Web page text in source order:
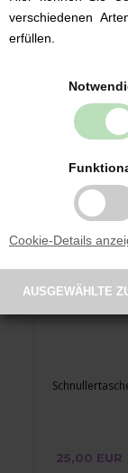
verschiedenen
erfüllen.
Cookie-Details
25,00 EUR